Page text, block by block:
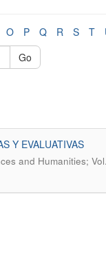
O P Q R S T
Go
Y EVALUATIVAS
and Humanities;